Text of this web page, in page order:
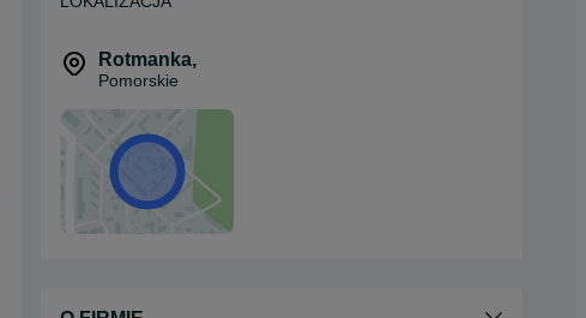
Rotmanka,
Pomorskie